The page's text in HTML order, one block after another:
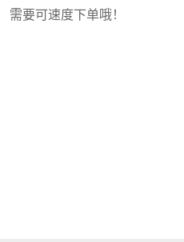
需要可速度下单哦！